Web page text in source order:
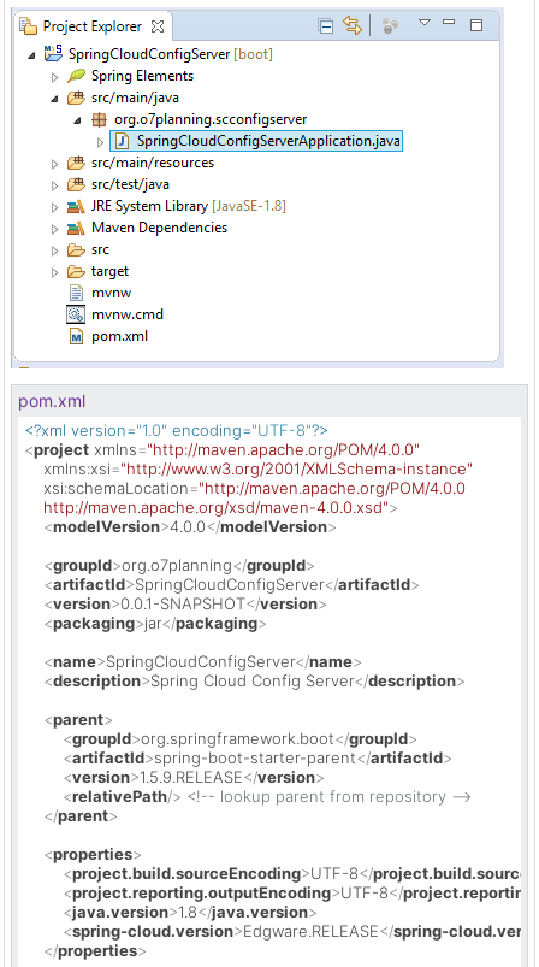
pom.xml
<?xml version="1.0" encoding="UTF-8"?>
<project xmlns="http://maven.apache.org/POM/4.0.0"
xmlns:xsi="http://www.w3.org/2001/XMLSchema-instance"
xsi:schemaLocation="http://maven.apache.org/POM/4.0.0
    http://maven.apache.org/xsd/maven-4.0.0.xsd"
>
<modelVersion>4.0.0</modelVersion>
<groupId>org.o7planning</groupId>
<artifactId>SpringCloudConfigServer</artifactId>
<version>0.0.1-SNAPSHOT</version>
<packaging>jar</packaging>
<name>SpringCloudConfigServer</name>
<description>Spring Cloud Config Server</description>
<parent>
<groupId>org.springframework.boot</groupId>
<artifactId>spring-boot-starter-parent</artifactId>
<version>1.5.9.RELEASE</version>
<relativePath/> <!-- lookup parent from repository -->
</parent>
<properties>
<project.build.sourceEncoding>UTF-8</
<project.reporting.outputEncoding>UTF-8</
<java.version>1.8</java.version>
<spring-cloud.version>Edgware.RELEASE</spring-
</properties>